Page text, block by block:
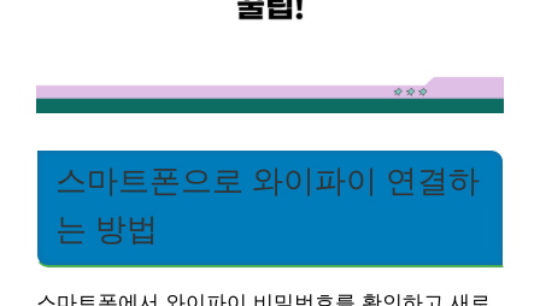
스마트폰으로 와이파이 연결하
는 방법